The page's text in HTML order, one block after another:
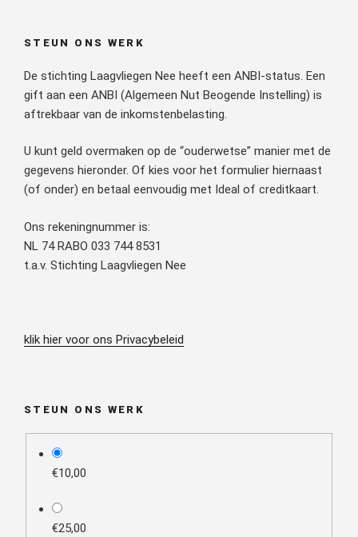
STEUN ONS WERK
De stichting Laagvliegen Nee heeft een ANBI-status. Een
gift aan een ANBI (Algemeen Nut Beogende Instelling) is
aftrekbaar van de inkomstenbelasting.
U kunt geld overmaken op de “ouderwetse” manier met de
gegevens hieronder. Of kies voor het formulier hiernaast
(of onder) en betaal eenvoudig met Ideal of creditkaart.
Ons rekeningnummer is:
NL 74 RABO 033 744 8531
t.a.v. Stichting Laagvliegen Nee
klik hier voor ons Privacybeleid
STEUN ONS WERK
plan_select
€10,00
€25,00